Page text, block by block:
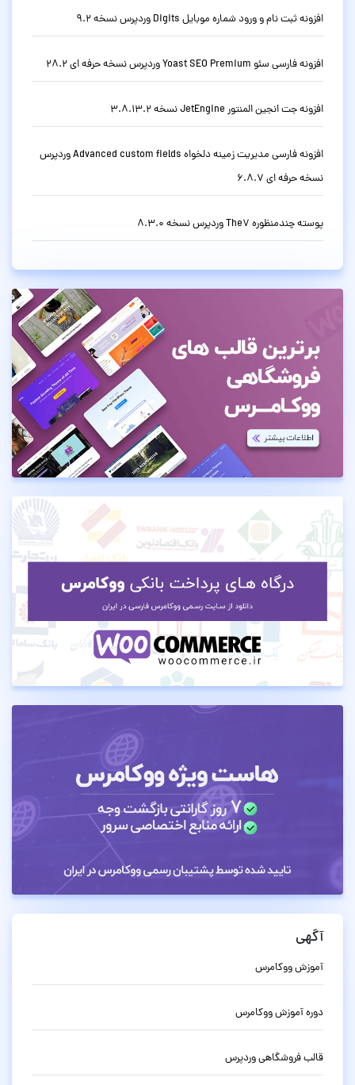
افزونه ثبت نام و ورود شماره موبایل Digits وردپرس نسخه 9.2
افزونه فارسی سئو Yoast SEO Premium وردپرس نسخه حرفه ای 28.2
افزونه جت انجین المنتور JetEngine نسخه 3.8.13.2
افزونه فارسی مدیریت زمینه دلخواه Advanced custom fields وردپرس
نسخه حرفه ای 6.8.7
پوسته چندمنظوره The7 وردپرس نسخه 8.3.0
آگهی
آموزش ووکامرس
دوره آموزش ووکامرس
قالب فروشگاهی وردپرس